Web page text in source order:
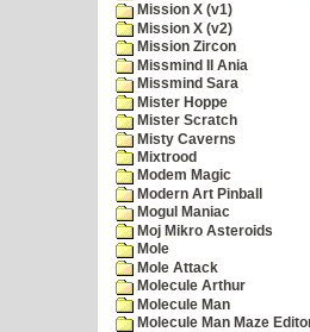
Mission X (v1)
Mission X (v2)
Mission Zircon
Missmind II Ania
Missmind Sara
Mister Hoppe
Mister Scratch
Misty Caverns
Mixtrood
Modem Magic
Modern Art Pinball
Mogul Maniac
Moj Mikro Asteroids
Mole
Mole Attack
Molecule Arthur
Molecule Man
Molecule Man Maze